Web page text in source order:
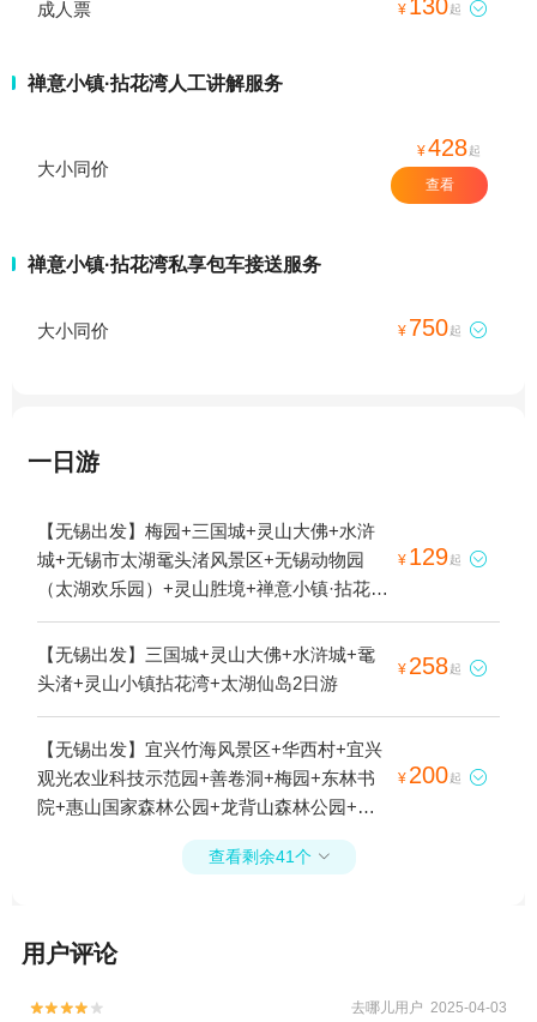
成人票 ¥ 130起 
禅意小镇·拈花湾人工讲解服务
大小同价
¥428起
查看
禅意小镇·拈花湾私享包车接送服务
大小同价 ¥ 750起 
一日游
【无锡出发】梅园+三国城+灵山大佛+水浒
城+无锡市太湖鼋头渚风景区+无锡动物园
（太湖欢乐园）+灵山胜境+禅意小镇·拈花湾
+无锡融创海世界(融创茂店)+无锡热雪奇迹
+无锡融创乐园1日游
¥ 129起 
【无锡出发】三国城+灵山大佛+水浒城+鼋
头渚+灵山小镇拈花湾+太湖仙岛2日游
¥ 258起 
【无锡出发】宜兴竹海风景区+华西村+宜兴
观光农业科技示范园+善卷洞+梅园+东林书
院+惠山国家森林公园+龙背山森林公园+锡
惠名胜区+蠡园+华西金塔+三国城+清名桥古
运河景区+蠡湖中央公园+薛福成故居-钦使第
+宜兴文峰塔+无锡市太湖鼋头渚风景区+蠡
泉+无锡动物园（太湖欢乐园）+江阴嘉茂国
¥ 200起 
查看剩余41个 
用户评论

 去哪儿用户 2025-04-03